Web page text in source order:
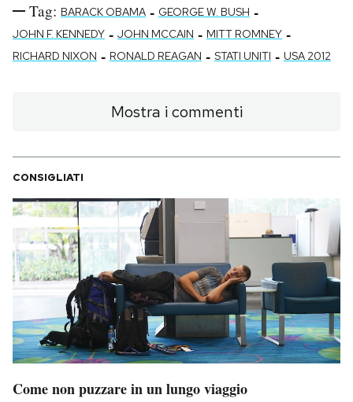
Tag: BARACK OBAMA - GEORGE W. BUSH -
JOHN F. KENNEDY - JOHN MCCAIN - MITT ROMNEY -
RICHARD NIXON - RONALD REAGAN - STATI UNITI - USA 2012
Mostra i commenti
CONSIGLIATI
Come non puzzare in un lungo viaggio